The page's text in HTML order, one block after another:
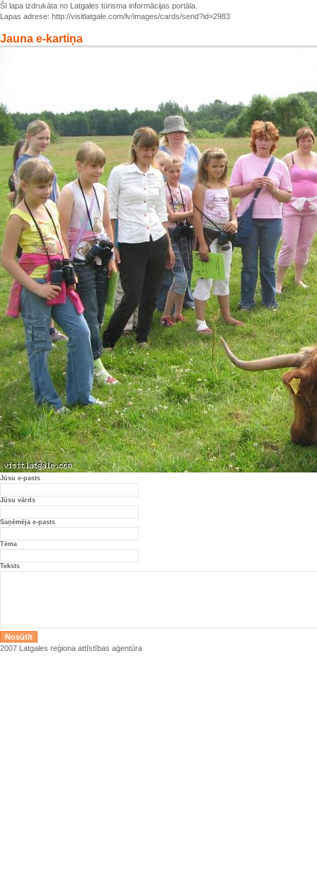
Šī lapa izdrukāta no Latgales tūrisma informācijas portāla.
Lapas adrese: http://visitlatgale.com/lv/images/cards/send?id=2983
Jauna e-kartiņa
Jūsu e-pasts
Jūsu vārds
Saņēmēja e-pasts
Tēma
Teksts
2007 Latgales reģiona attīstības aģentūra